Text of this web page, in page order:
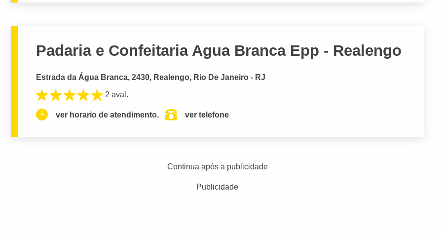
Padaria e Confeitaria Agua Branca Epp - Realengo
Estrada da Água Branca, 2430, Realengo, Rio De Janeiro - RJ
2 aval.
ver horario de atendimento. ver telefone
Continua após a publicidade
Publicidade